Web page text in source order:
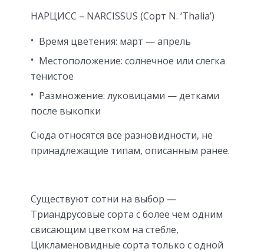
НАРЦИСС – NARCISSUS (Сорт N. ‘Thalia’)
Время цветения: март — апрель
Местоположение: солнечное или слегка
тенистое
Размножение: луковицами — детками
после выкопки
Сюда относятся все разновидности, не
принадлежащие типам, описанным ранее.
Существуют сотни на выбор —
Триандрусовые сорта с более чем одним
свисающим цветком на стебле,
Цикламеновидные сорта только с одной